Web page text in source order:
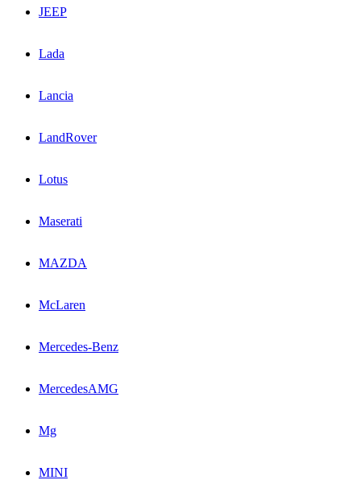
JEEP
Lada
Lancia
LandRover
Lotus
Maserati
MAZDA
McLaren
Mercedes-Benz
MercedesAMG
Mg
MINI